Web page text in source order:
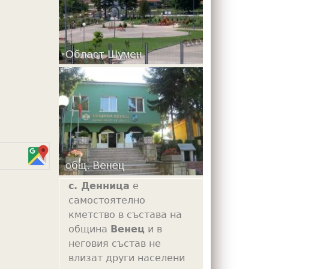
с. Денница е
самостоятелно
кметство в състава на
община Венец и в
неговия състав не
влизат други населени